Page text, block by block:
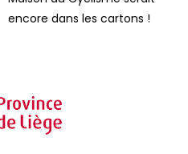
encore dans les cartons !